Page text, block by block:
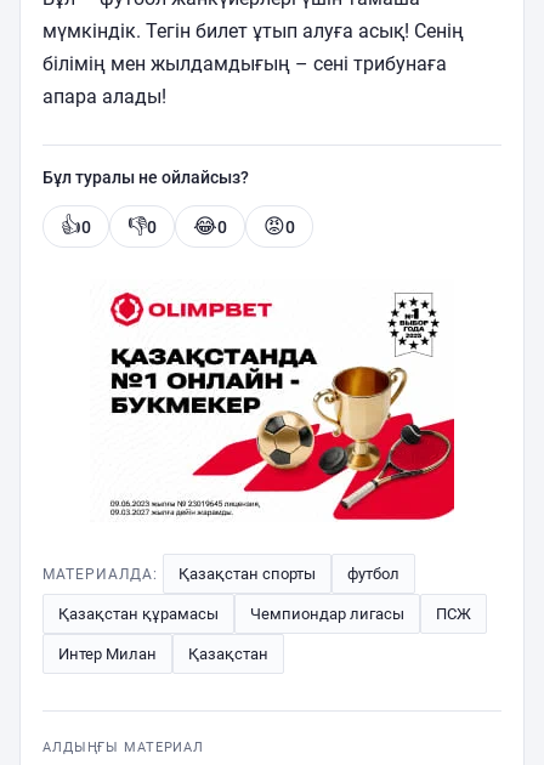
мүмкіндік. Тегін билет ұтып алуға асық! Сенің
білімің мен жылдамдығың – сені трибунаға
апара алады!
Бұл туралы не ойлайсыз?
👍0 👎0 😂0 😡0
МАТЕРИАЛДА: Қазақстан спорты футбол
Қазақстан құрамасы Чемпиондар лигасы ПСЖ
Интер Милан Қазақстан
АЛДЫҢҒЫ МАТЕРИАЛ